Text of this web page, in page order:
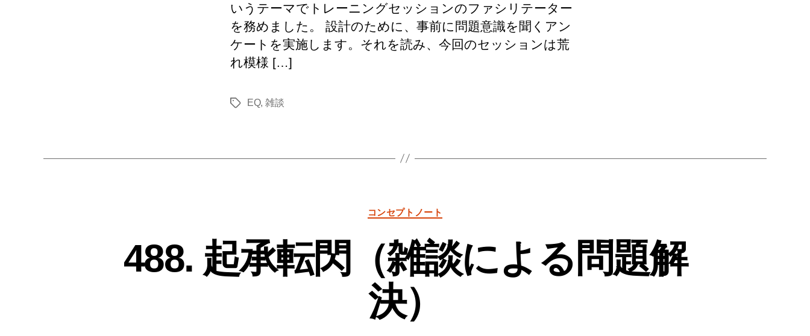
いうテーマでトレーニングセッションのファシリテーター
を務めました。 設計のために、事前に問題意識を聞くアン
ケートを実施します。それを読み、今回のセッションは荒
れ模様 […]
タ
EQ, 雑談
カ
テ
リ
ー
コンセプトノート
488. 起承転閃（雑談による問題解
決）